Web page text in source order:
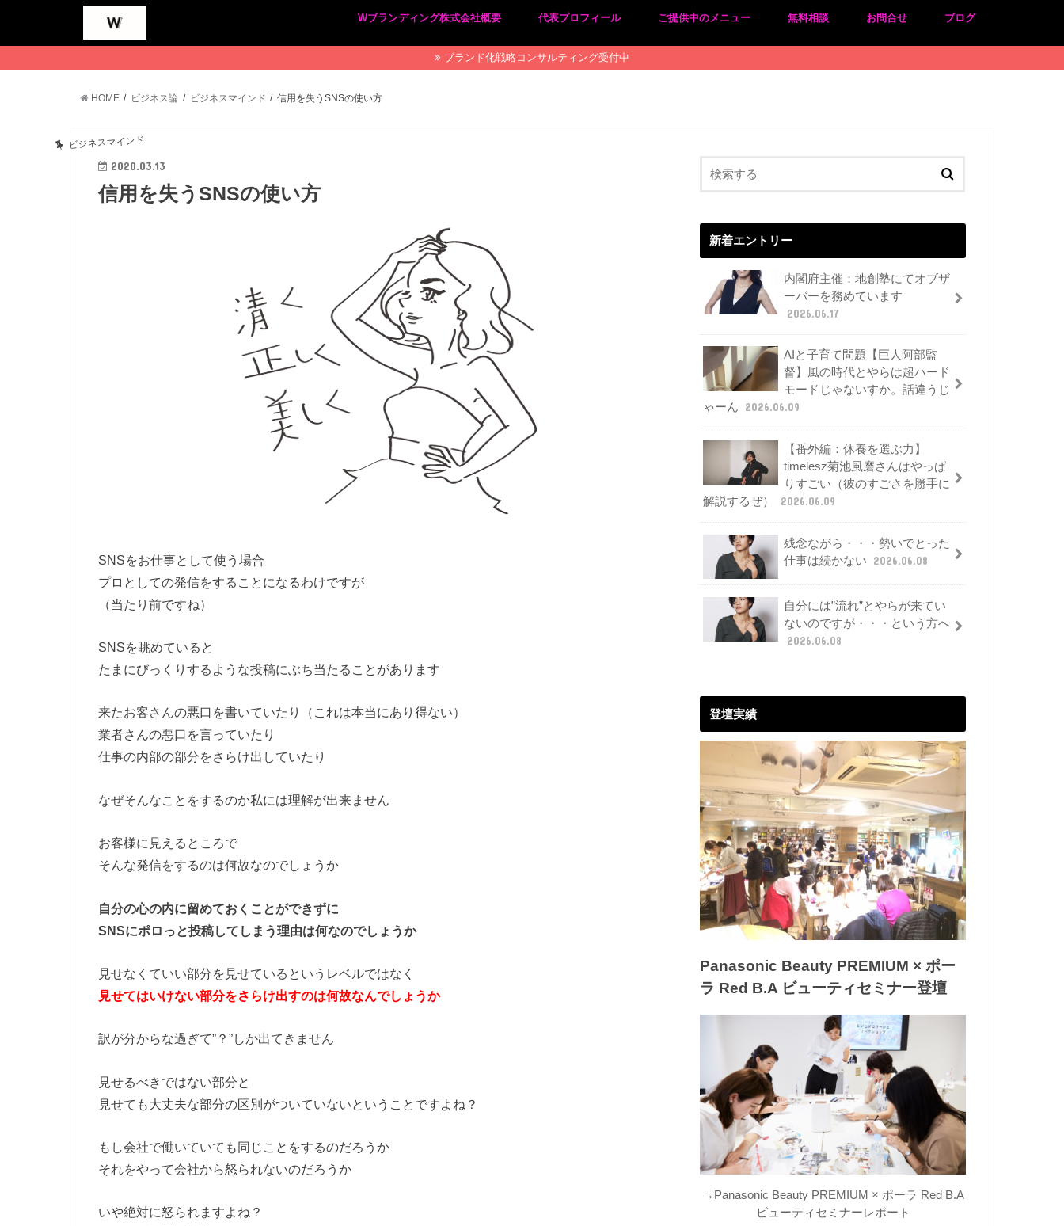
Wブランディング株式会社概要
プライバシーポリシー
特定商取引法に基づく表記
代表プロフィール ご提供中のメニュー 無料相談 お問合せ ブログ
ブランド化戦略コンサルティング受付中
HOME ビジネス論 ビジネスマインド 信用を失うSNSの使い方
ビジネスマインド
2020.03.13
信用を失うSNSの使い方
SNSをお仕事として使う場合
プロとしての発信をすることになるわけですが
（当たり前ですね）
SNSを眺めていると
たまにびっくりするような投稿にぶち当たることがあります
来たお客さんの悪口を書いていたり（これは本当にあり得ない）
業者さんの悪口を言っていたり
仕事の内部の部分をさらけ出していたり
なぜそんなことをするのか私には理解が出来ません
お客様に見えるところで
そんな発信をするのは何故なのでしょうか
自分の心の内に留めておくことができずに
SNSにポロっと投稿してしまう理由は何なのでしょうか
見せなくていい部分を見せているというレベルではなく
見せてはいけない部分をさらけ出すのは何故なんでしょうか
訳が分からな過ぎて”？”しか出てきません
見せるべきではない部分と
見せても大丈夫な部分の区別がついていないということですよね？
もし会社で働いていても同じことをするのだろうか
それをやって会社から怒られないのだろうか
いや絶対に怒られますよね？
新着エントリー
内閣府主催：地創塾にてオブザ
ーバーを務めています
2026.06.17
AIと子育て問題【巨人阿部監
督】風の時代とやらは超ハード
モードじゃないすか。話違うじ
ゃーん
2026.06.09
【番外編：休養を選ぶ力】
timelesz菊池風磨さんはやっぱ
りすごい（彼のすごさを勝手に
解説するぜ）
2026.06.09
残念ながら・・・勢いでとった
仕事は続かない
2026.06.08
自分には”流れ”とやらが来てい
ないのですが・・・という方へ
2026.06.08
登壇実績
Panasonic Beauty PREMIUM × ポー
ラ Red B.A ビューティセミナー登壇
→ Panasonic Beauty PREMIUM × ポーラ Red B.A
ビューティセミナーレポート